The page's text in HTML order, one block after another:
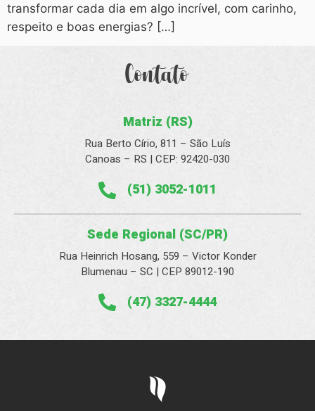
transformar cada dia em algo incrível, com carinho,
respeito e boas energias? […]
Contato
Matriz (RS)
Rua Berto Círio, 811 – São Luís
Canoas – RS | CEP: 92420-030
(51) 3052-1011
Sede Regional (SC/PR)
Rua Heinrich Hosang, 559 – Victor Konder
Blumenau – SC | CEP 89012-190
(47) 3327-4444